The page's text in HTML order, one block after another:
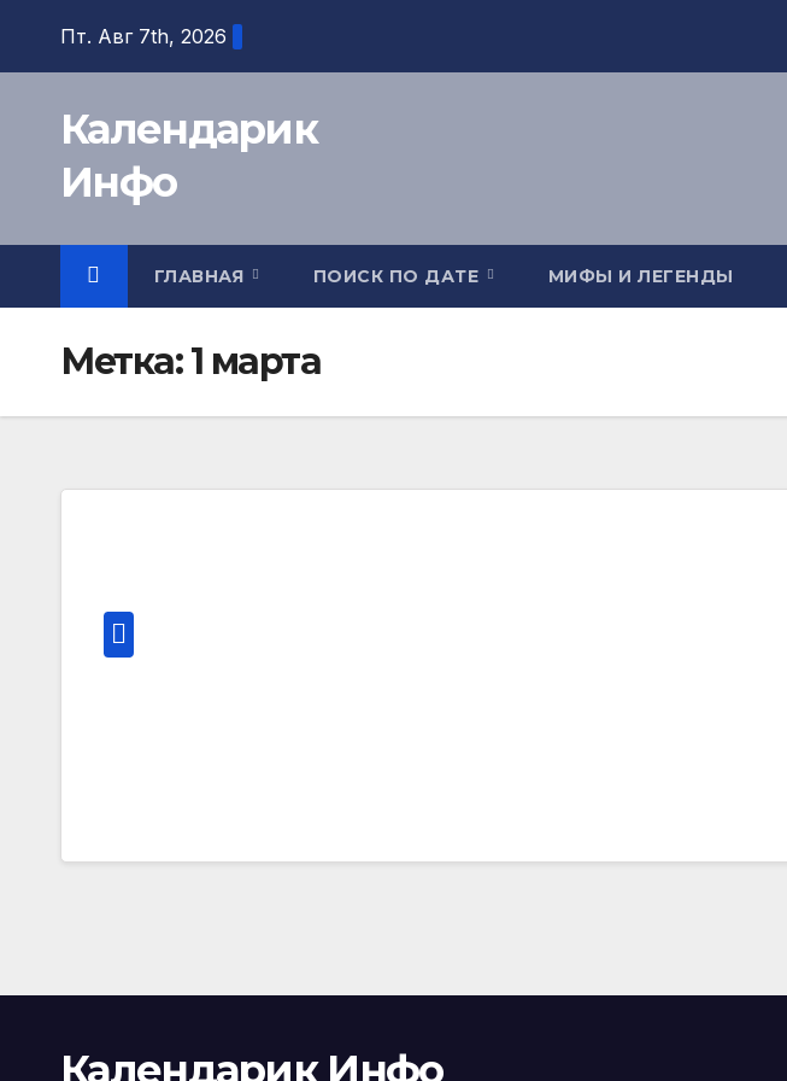
Пт. Авг 7th, 2026
Календарик
Инфо
ГЛАВНАЯ ПОИСК ПО ДАТЕ МИФЫ И ЛЕГЕНДЫ
Метка:1 марта
Календарик Инфо